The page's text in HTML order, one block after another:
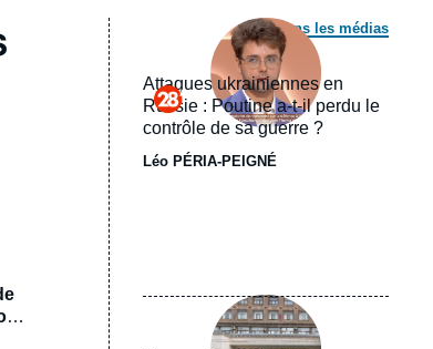
Dans les médias
Logo
Image
principale
médiatique
Attaques ukrainiennes en
Russie : Poutine a-t-il perdu le
contrôle de sa guerre ?
Léo PÉRIA-PEIGNÉ
Image
principale
médiatique